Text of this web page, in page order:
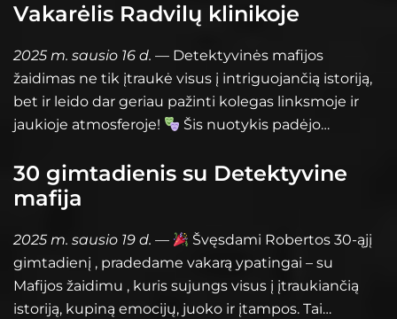
Vakarėlis Radvilų klinikoje
2025 m. sausio 16 d. — Detektyvinės mafijos
žaidimas ne tik įtraukė visus į intriguojančią istoriją,
bet ir leido dar geriau pažinti kolegas linksmoje ir
jaukioje atmosferoje!
Šis nuotykis padėjo…
30 gimtadienis su Detektyvine
mafija
2025 m. sausio 19 d. —
Švęsdami Robertos 30-ąjį
gimtadienį , pradedame vakarą ypatingai – su
Mafijos žaidimu , kuris sujungs visus į įtraukiančią
istoriją, kupiną emocijų, juoko ir įtampos. Tai…